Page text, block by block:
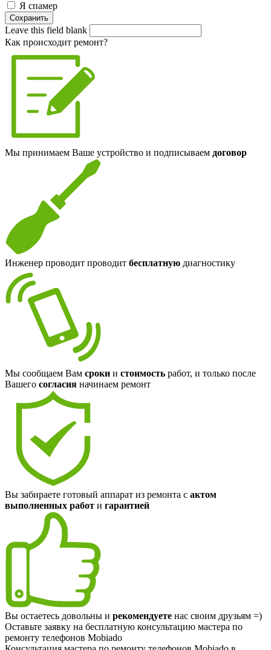
Я спамер
Leave this field blank
Как происходит ремонт?
Мы принимаем Ваше устройство и подписываем договор
Инженер проводит проводит бесплатную диагностику
Мы сообщаем Вам сроки и стоимость работ, и только после
Вашего согласия начинаем ремонт
Вы забираете готовый аппарат из ремонта с актом
выполненных работ и гарантией
Вы остаетесь довольны и рекомендуете нас своим друзьям =)
Оставьте заявку на бесплатную консультацию мастера по
ремонту телефонов Mobiado